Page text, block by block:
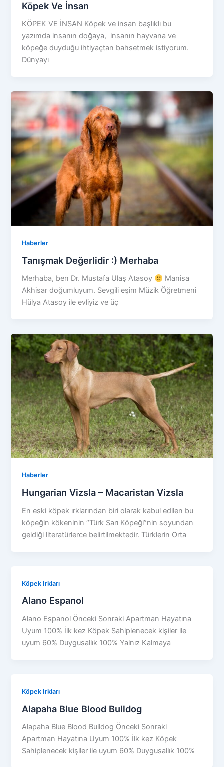
Köpek Ve İnsan
KÖPEK VE İNSAN Köpek ve insan başlıklı bu
yazımda insanın doğaya, insanın hayvana ve
köpeğe duyduğu ihtiyaçtan bahsetmek istiyorum.
Dünyayı
Haberler
Tanışmak Değerlidir :) Merhaba
Merhaba, ben Dr. Mustafa Ulaş Atasoy
Manisa
Akhisar doğumluyum. Sevgili eşim Müzik Öğretmeni
Hülya Atasoy ile evliyiz ve üç
Haberler
Hungarian Vizsla – Macaristan Vizsla
En eski köpek ırklarından biri olarak kabul edilen bu
köpeğin kökeninin “Türk Sarı Köpeği”nin soyundan
geldiği literatürlerce belirtilmektedir. Türklerin Orta
Köpek Irkları
Alano Espanol
Alano Espanol Önceki Sonraki Apartman Hayatına
Uyum 100% İlk kez Köpek Sahiplenecek kişiler ile
uyum 60% Duygusallık 100% Yalnız Kalmaya
Köpek Irkları
Alapaha Blue Blood Bulldog
Alapaha Blue Blood Bulldog Önceki Sonraki
Apartman Hayatına Uyum 100% İlk kez Köpek
Sahiplenecek kişiler ile uyum 60% Duygusallık 100%